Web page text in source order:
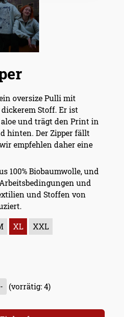
oversize Pulli mit
Stoff. Er ist
aloe und trägt den Print in
hinten. Der Zipper fällt
empfehlen daher eine
100% Biobaumwolle, und
und
und Stoffen von
XL XXL
- (vorrätig: 4)